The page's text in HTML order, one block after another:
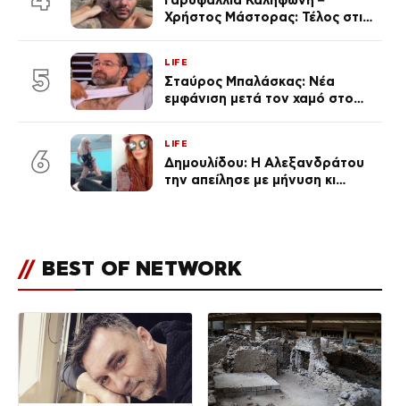
Χρήστος Μάστορας: Τέλος στις
5
LIFE
Σταύρος Μπαλάσκας: Νέα
εμφάνιση μετά τον χαμό στο
6
LIFE
Δημουλίδου: Η Αλεξανδράτου
την απείλησε με μήνυση κι
// BEST OF NETWORK